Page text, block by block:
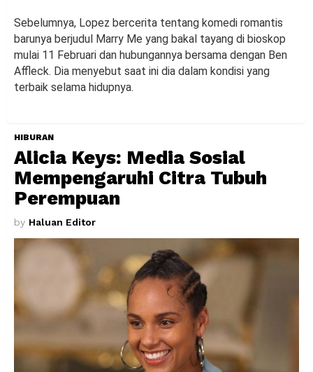
Sebelumnya, Lopez bercerita tentang komedi romantis
barunya berjudul Marry Me yang bakal tayang di bioskop
mulai 11 Februari dan hubungannya bersama dengan Ben
Affleck. Dia menyebut saat ini dia dalam kondisi yang
terbaik selama hidupnya.
HIBURAN
Alicia Keys: Media Sosial
Mempengaruhi Citra Tubuh
Perempuan
by Haluan Editor